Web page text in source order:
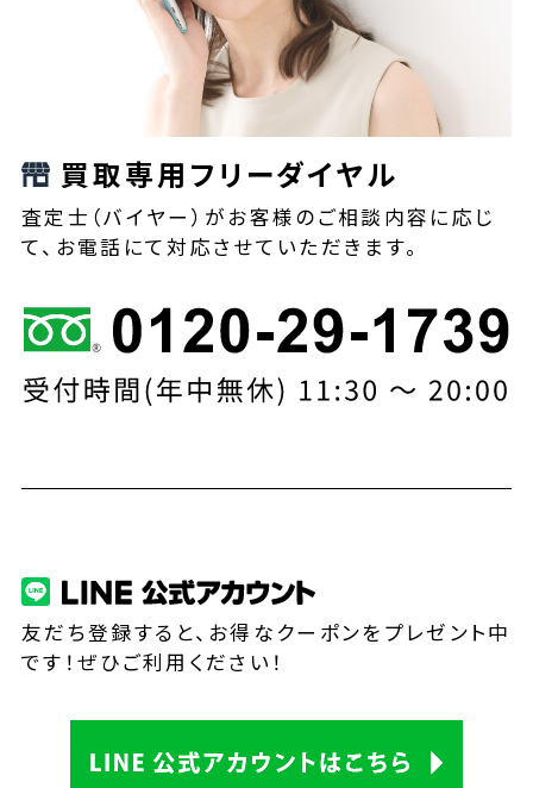
買取専用フリーダイヤル
査定士（バイヤー）がお客様のご相談内容に応じ
て、お電話にて対応させていただきます。
友だち登録すると、お得なクーポンをプレゼント中
です！ぜひご利用ください！